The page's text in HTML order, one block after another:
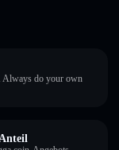
Always do your own